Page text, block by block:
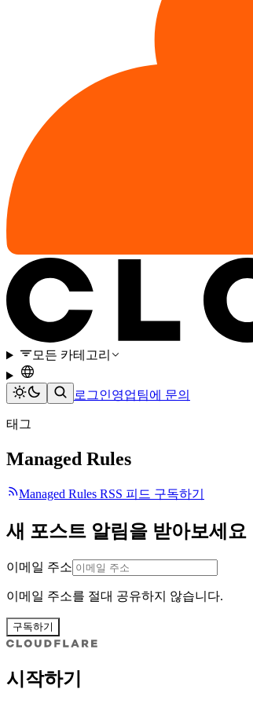
모든 카테고리
로그인영업팀에 문의
태그
Managed Rules
Managed Rules RSS 피드 구독하기
새 포스트 알림을 받아보세요
이메일 주소
이메일 주소를 절대 공유하지 않습니다.
구독하기
시작하기